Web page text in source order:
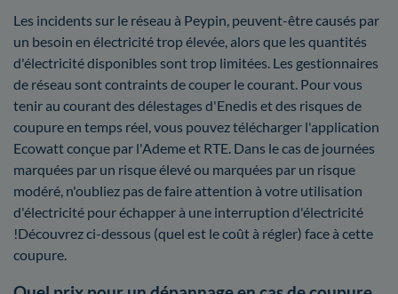
Les incidents sur le réseau à Peypin, peuvent-être causés par
un besoin en électricité trop élevée, alors que les quantités
d'électricité disponibles sont trop limitées. Les gestionnaires
de réseau sont contraints de couper le courant. Pour vous
tenir au courant des délestages d'Enedis et des risques de
coupure en temps réel, vous pouvez télécharger l'application
Ecowatt conçue par l'Ademe et RTE. Dans le cas de journées
marquées par un risque élevé ou marquées par un risque
modéré, n'oubliez pas de faire attention à votre utilisation
d'électricité pour échapper à une interruption d'électricité
!Découvrez ci-dessous (quel est le coût à régler) face à cette
coupure.